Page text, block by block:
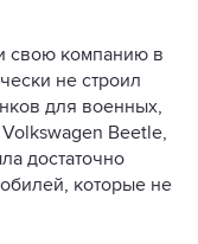
свою компанию в
не строил
для военных,
Beetle,
достаточно
которые не